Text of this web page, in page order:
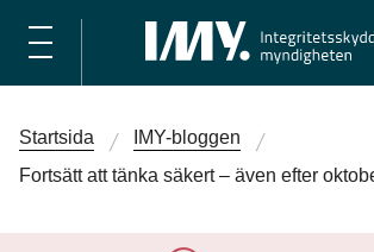
Startsida
IMY-bloggen
Fortsätt att tänka säkert – även efter